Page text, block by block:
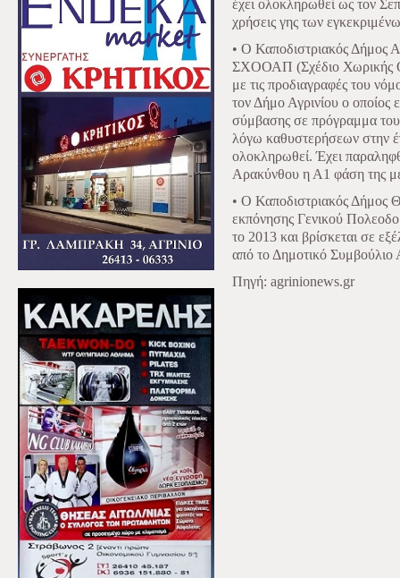
έχει ολοκληρωθεί ως τον
χρήσεις γης των
• Ο Καποδιστριακός Δήμος
ΣΧΟΟΑΠ (Σχέδιο Χωρικής
με τις προδιαγραφές του
τον Δήμο Αγρινίου ο οποίος
σύμβασης σε πρόγραμμα
λόγω καθυστερήσεων στην
ολοκληρωθεί. Έχει
Αρακύνθου η Α1 φάση της
• Ο Καποδιστριακός Δήμος
εκπόνησης Γενικού
το 2013 και βρίσκεται σε
από το Δημοτικό Συμβούλιο
Πηγή: agrinionews.gr